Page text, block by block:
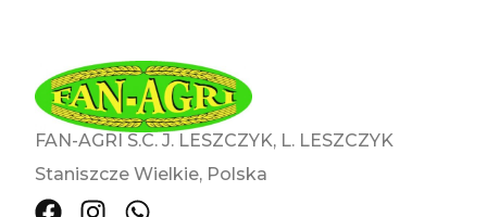
FAN-AGRI S.C. J. LESZCZYK, L. LESZCZYK
Staniszcze Wielkie, Polska